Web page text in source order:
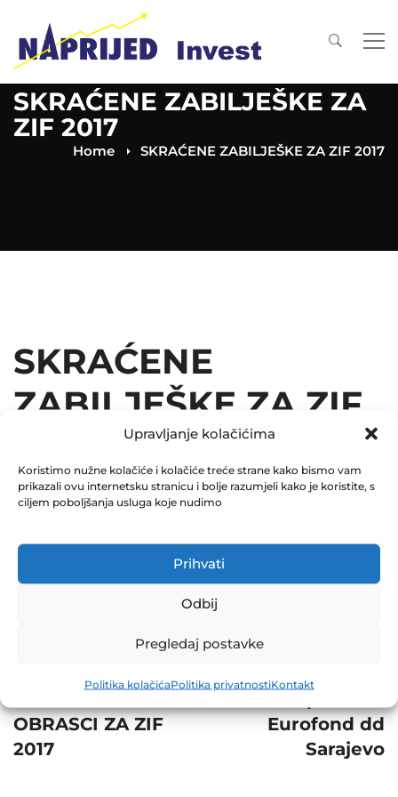
Upravljanje kolačićima
Koristimo nužne kolačiće i kolačiće treće strane kako bismo vam
prikazali ovu internetsku stranicu i bolje razumjeli kako je koristite, s
ciljem poboljšanja usluga koje nudimo
Prihvati
Odbij
Pregledaj postavke
Politika kolačićaPolitika privatnostiKontakt
SKRAĆENE ZABILJEŠKE ZA
ZIF 2017
Home SKRAĆENE ZABILJEŠKE ZA ZIF 2017
SKRAĆENE
ZABILJEŠKE ZA ZIF
December 31, 2017
0 Comments
Share
navigation
OBRASCI ZA ZIF
2017
Eurofond dd
Sarajevo